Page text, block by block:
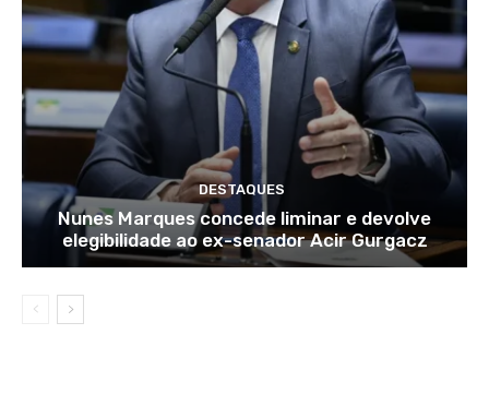
DESTAQUES
Nunes Marques concede liminar e devolve
elegibilidade ao ex-senador Acir Gurgacz